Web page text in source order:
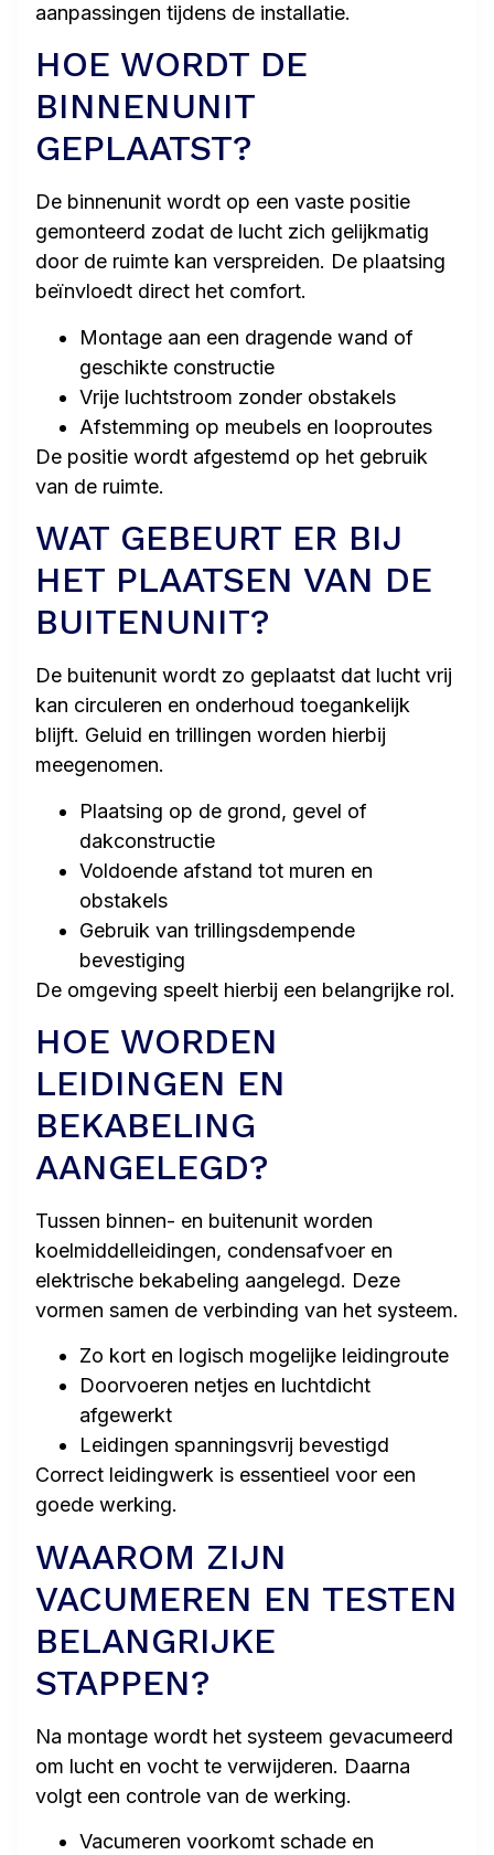
aanpassingen tijdens de installatie.
HOE WORDT DE
BINNENUNIT
GEPLAATST?
De binnenunit wordt op een vaste positie
gemonteerd zodat de lucht zich gelijkmatig
door de ruimte kan verspreiden. De plaatsing
beïnvloedt direct het comfort.
Montage aan een dragende wand of
geschikte constructie
Vrije luchtstroom zonder obstakels
Afstemming op meubels en looproutes
De positie wordt afgestemd op het gebruik
van de ruimte.
WAT GEBEURT ER BIJ
HET PLAATSEN VAN DE
BUITENUNIT?
De buitenunit wordt zo geplaatst dat lucht vrij
kan circuleren en onderhoud toegankelijk
blijft. Geluid en trillingen worden hierbij
meegenomen.
Plaatsing op de grond, gevel of
dakconstructie
Voldoende afstand tot muren en
obstakels
Gebruik van trillingsdempende
bevestiging
De omgeving speelt hierbij een belangrijke rol.
HOE WORDEN
LEIDINGEN EN
BEKABELING
AANGELEGD?
Tussen binnen- en buitenunit worden
koelmiddelleidingen, condensafvoer en
elektrische bekabeling aangelegd. Deze
vormen samen de verbinding van het systeem.
Zo kort en logisch mogelijke leidingroute
Doorvoeren netjes en luchtdicht
afgewerkt
Leidingen spanningsvrij bevestigd
Correct leidingwerk is essentieel voor een
goede werking.
WAAROM ZIJN
VACUMEREN EN TESTEN
BELANGRIJKE
STAPPEN?
Na montage wordt het systeem gevacumeerd
om lucht en vocht te verwijderen. Daarna
volgt een controle van de werking.
Vacumeren voorkomt schade en